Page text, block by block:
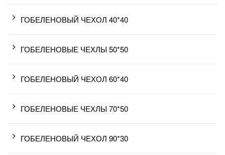
ГОБЕЛЕНОВЫЙ ЧЕХОЛ 40*40
ГОБЕЛЕНОВЫЕ ЧЕХЛЫ 50*50
ГОБЕЛЕНОВЫЙ ЧЕХОЛ 60*40
ГОБЕЛЕНОВЫЕ ЧЕХЛЫ 70*50
ГОБЕЛЕНОВЫЙ ЧЕХОЛ 90*30